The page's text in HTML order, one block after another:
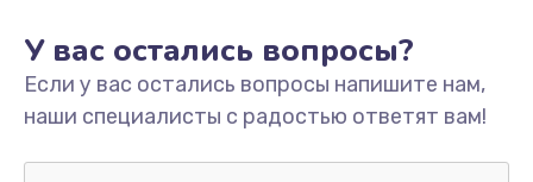
от 400 руб.
Заказать
Замена клавиатуры
У вас остались вопросы?
Если у вас остались вопросы напишите нам,
наши специалисты с радостью ответят вам!